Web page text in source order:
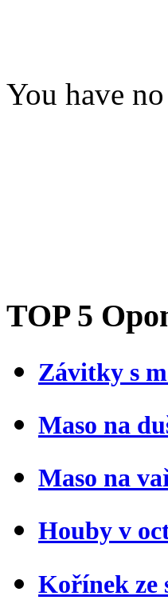
You have
TOP 5
Závitky s
Maso na
Maso na
Houby v
Kořínek ze